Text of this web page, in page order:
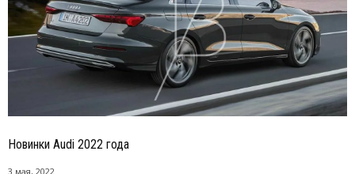
Новинки Audi 2022 года
3 мая, 2022